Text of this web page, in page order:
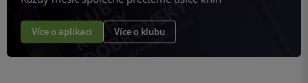
Více o aplikaci Více o klubu